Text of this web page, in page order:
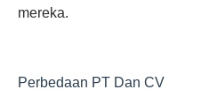
mereka.
Perbedaan PT Dan CV